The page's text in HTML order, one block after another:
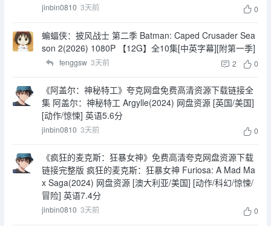
jinbin0810 3天前 0
蝙蝠侠：披风战士 第二季 Batman: Caped Crusader Sea
son 2(2026) 1080P 【12G】全10集[中英字幕][附第一季]
fenggsw 3天前 2 0
《阿盖尔：神秘特工》夸克网盘免费高清资源下载链接全
集 阿盖尔：神秘特工 Argylle(2024) 网盘资源 [英国/美国]
[动作/惊悚] 英语5.6分
jinbin0810 3天前 0
《疯狂的麦克斯：狂暴女神》免费高清夸克网盘资源下载
链接完整版 疯狂的麦克斯：狂暴女神 Furiosa: A Mad Ma
x Saga(2024) 网盘资源 [澳大利亚/美国] [动作/科幻/惊悚/
冒险] 英语7.4分
jinbin0810 3天前 0